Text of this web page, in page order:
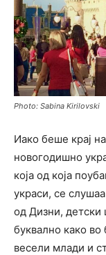
Photo: Sabina Kirilovski
Иако беше крај
новогодишно
која од која
украси, се
од Дизни,
буквално како
весели млади и